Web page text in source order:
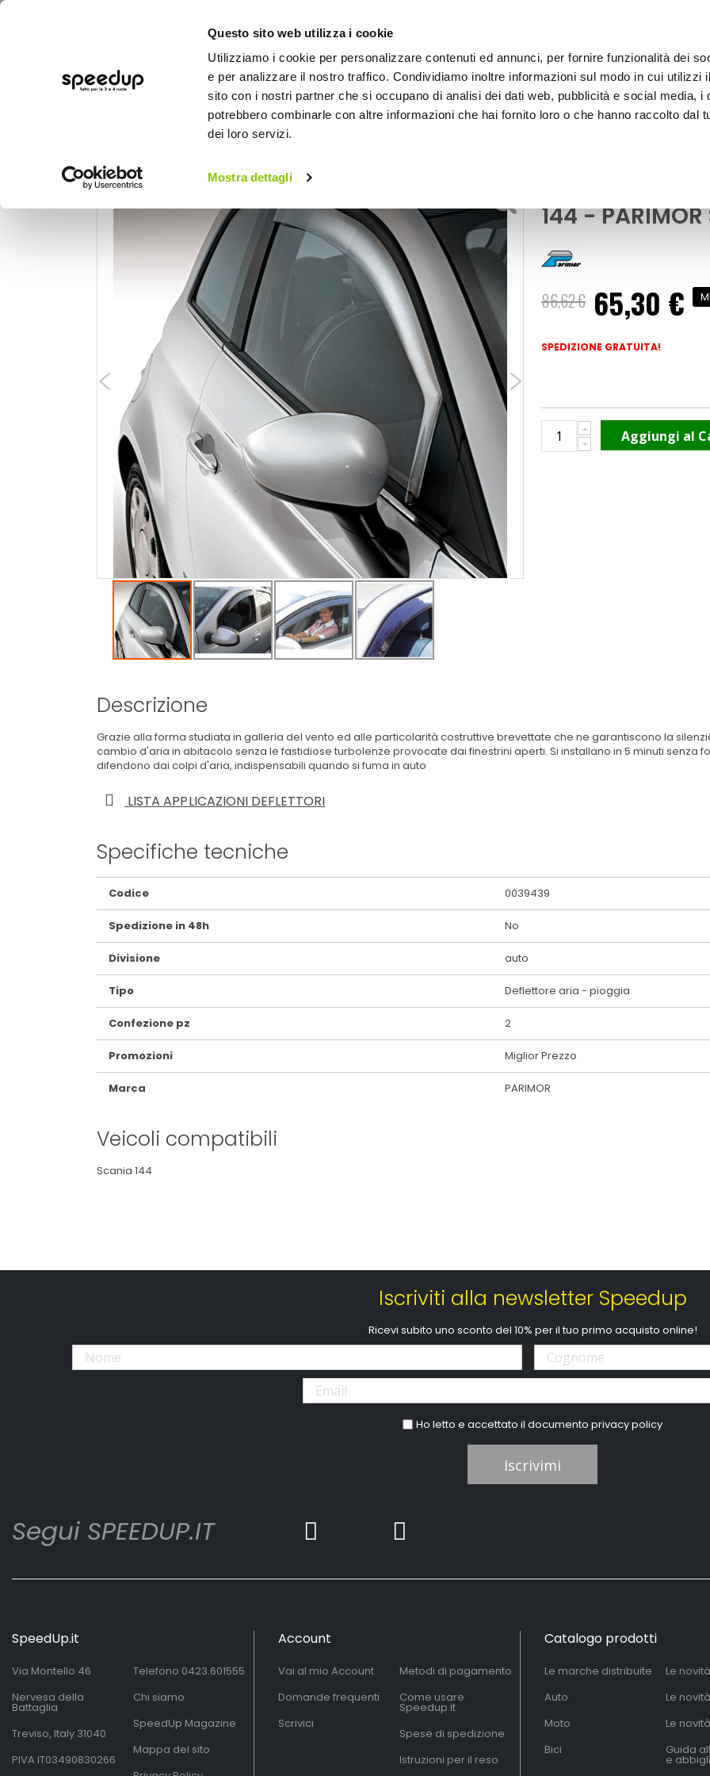
Questo sito web utilizza i cookie
Utilizziamo i cookie per personalizzare contenuti ed annunci, per fornire funzionalità dei
e per analizzare il nostro traffico. Condividiamo inoltre informazioni sul modo in cui utilizzi
sito con i nostri partner che si occupano di analisi dei dati web, pubblicità e social media, i
potrebbero combinarle con altre informazioni che hai fornito loro o che hanno raccolto dal
dei loro servizi.
Mostra dettagli
BICI OUTDOOR
Home
144 -
86,62 €
Prezzo
speciale
65,30 €
SPEDIZIONE GRATUITA!
Aggiungi al
Descrizione
Grazie alla forma studiata in galleria del vento ed alle particolarità costruttive brevettate che ne garantiscono la
cambio d'aria in abitacolo senza le fastidiose turbolenze provocate dai finestrini aperti. Si installano in 5 minuti senza
difendono dai colpi d'aria, indispensabili quando si fuma in auto
LISTA APPLICAZIONI DEFLETTORI
Specifiche tecniche
Maggiori
Informazioni
Codice 0039439
Spedizione in 48h No
Divisione auto
Tipo Deflettore aria - pioggia
Confezione pz 2
Promozioni Miglior Prezzo
Marca PARIMOR
Veicoli compatibili
Scania 144
Iscriviti alla newsletter Speedup
Ricevi subito uno sconto del 10% per il tuo primo acquisto online!
Ho letto e accettato il documentoprivacy policy
Iscrivimi
Segui SPEEDUP.IT
SpeedUp.it
Via Montello 46
Nervesa della
Battaglia
Treviso, Italy 31040
PIVA IT03490830266
Telefono 0423.601555
Chi siamo
SpeedUp Magazine
Mappa del sito
Account
Vai al mio Account
Domande frequenti
Scrivici
Metodi di pagamento
Come usare
Speedup.it
Spese di spedizione
Istruzioni per il reso
Catalogo prodotti
Le marche distribuite
Auto
Moto
Bici
Le
Le
Le
Guida
e